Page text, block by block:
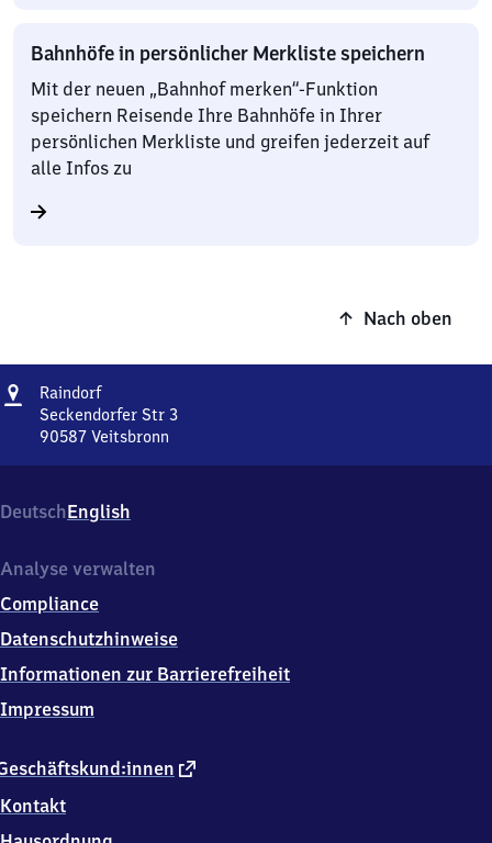
Bahnhöfe in persönlicher Merkliste speichern
Mit der neuen „Bahnhof merken“-Funktion
speichern Reisende Ihre Bahnhöfe in Ihrer
persönlichen Merkliste und greifen jederzeit auf
alle Infos zu
Nach oben
Adresse
RaindorfRaindorf
Seckendorfer Str 3
90587 Veitsbronn
Str
3,
0
8
7
DeutschEnglish
externer
Kontakt
Analyse verwalten
Compliance
Datenschutzhinweise
Informationen zur Barrierefreiheit
Impressum